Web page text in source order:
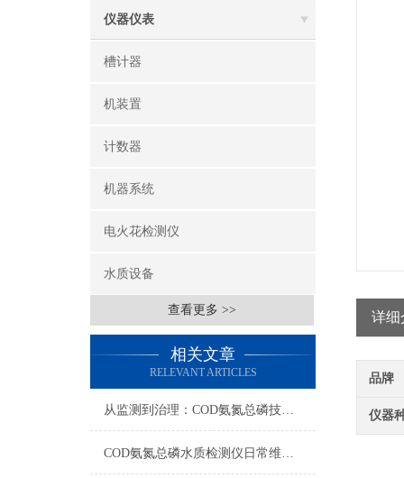
仪器仪表
槽计器
机装置
计数器
机器系统
电火花检测仪
水质设备
查看更多 >>
相关文章
RELEVANT ARTICLES
从监测到治理：COD氨氮总磷技术的双领域实战解析
COD氨氮总磷水质检测仪日常维护与试剂管理，降低故障率就靠这几招
详细
品牌
仪器